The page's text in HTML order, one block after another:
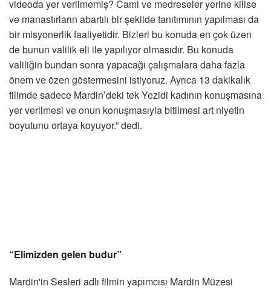
videoda yer verilmemiş? Cami ve medreseler yerine kilise
ve manastırların abartılı bir şekilde tanıtımının yapılması da
bir misyonerlik faaliyetidir. Bizleri bu konuda en çok üzen
de bunun valilik eli ile yapılıyor olmasıdır. Bu konuda
valiliğin bundan sonra yapacağı çalışmalara daha fazla
önem ve özen göstermesini istiyoruz. Ayrıca 13 dakikalık
filimde sadece Mardin’deki tek Yezidi kadının konuşmasına
yer verilmesi ve onun konuşmasıyla bitilmesi art niyetin
boyutunu ortaya koyuyor.” dedi.
“Elimizden gelen budur”
Mardin'in Sesleri adlı filmin yapımcısı Mardin Müzesi